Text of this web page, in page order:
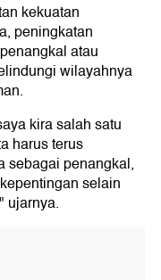
kekuatan
peningkatan
atau
wilayahnya
kira salah satu
harus terus
sebagai penangkal,
selain
ujarnya.